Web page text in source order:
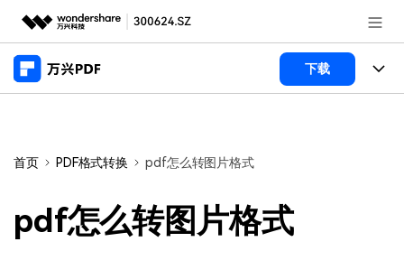
推荐产品
新闻中心
下载
桌面端
万兴PDF Mac版
功能
PDF新功能
PDF编辑器
商业合作
首页 PDF格式转换 pdf怎么转图片格式
pdf怎么转图片格式